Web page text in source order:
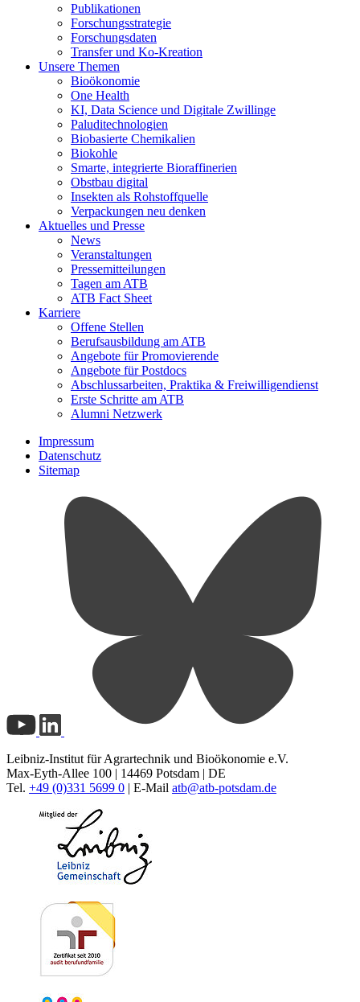
Publikationen
Forschungsstrategie
Forschungsdaten
Transfer und Ko-Kreation
Unsere Themen
Bioökonomie
One Health
KI, Data Science und Digitale Zwillinge
Paluditechnologien
Biobasierte Chemikalien
Biokohle
Smarte, integrierte Bioraffinerien
Obstbau digital
Insekten als Rohstoffquelle
Verpackungen neu denken
Aktuelles und Presse
News
Veranstaltungen
Pressemitteilungen
Tagen am ATB
ATB Fact Sheet
Karriere
Offene Stellen
Berufsausbildung am ATB
Angebote für Promovierende
Angebote für Postdocs
Abschlussarbeiten, Praktika & Freiwilligendienst
Erste Schritte am ATB
Alumni Netzwerk
Impressum
Datenschutz
Sitemap
Leibniz-Institut für Agrartechnik und Bioökonomie e.V.
Max-Eyth-Allee 100 | 14469 Potsdam | DE
Tel. +49 (0)331 5699 0 | E-Mail atb@atb-potsdam.de